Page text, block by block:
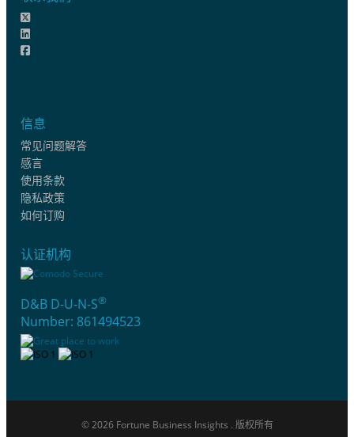
信息
常见问题解答
感言
使用条款
隐私政策
如何订购
认证机构
D&B D-U-N-S®
Number: 861494523
© 2026 Fortune Business Insights . 版权所有